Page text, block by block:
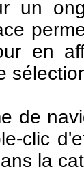
un
en
de
clic
la